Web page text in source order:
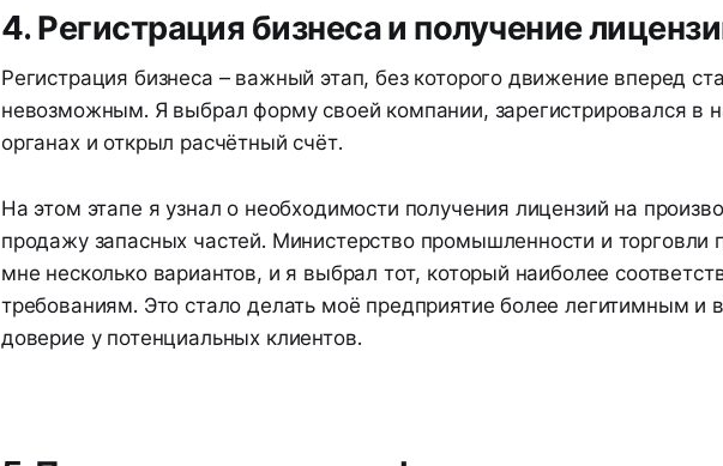
4. Регистрация бизнеса и получение
Регистрация бизнеса – важный этап, без которого движение вперед
невозможным. Я выбрал форму своей компании, зарегистрировался в
органах и открыл расчётный счёт.
На этом этапе я узнал о необходимости получения лицензий на
продажу запасных частей. Министерство промышленности и торговли
мне несколько вариантов, и я выбрал тот, который наиболее
требованиям. Это стало делать моё предприятие более легитимным
доверие у потенциальных клиентов.